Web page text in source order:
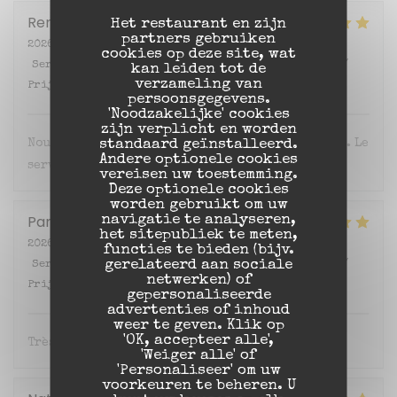
Het restaurant en zijn
partners gebruiken
cookies op deze site, wat
kan leiden tot de
verzameling van
persoonsgegevens.
'Noodzakelijke' cookies
zijn verplicht en worden
standaard geïnstalleerd.
Andere optionele cookies
vereisen uw toestemming.
Deze optionele cookies
worden gebruikt om uw
navigatie te analyseren,
het sitepubliek te meten,
functies te bieden (bijv.
gerelateerd aan sociale
netwerken) of
gepersonaliseerde
advertenties of inhoud
weer te geven. Klik op
'OK, accepteer alle',
'Weiger alle' of
'Personaliseer' om uw
voorkeuren te beheren. U
Remi
2026-07-16
- 19:30 - Gasten 2
Service
Atmosfeer : 5 /5 Keuken : 5/5
Prijs
Nous avons très bien mangé, plats très savoureux. Le
service était impeccable. Nous reviendrons.
Pamela
2026-07-16
- 20:00 - Gasten 2
Service
/5 Atmosfeer: 5/5 Keuken: 5/5 Kwaliteit /
Prijs
Très très bon !!! Plein de saveurs bravo ♥️